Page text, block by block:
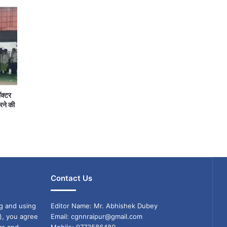
की
and using
you agree
Contact Us
Editor Name: Mr. Abhishek Dubey
Email: cgnnraipur@gmail.com